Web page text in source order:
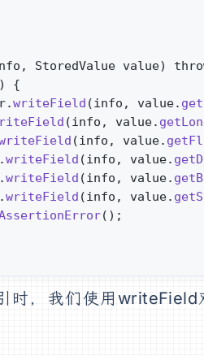
StoredValue value)
{
writeField (info, value.
(info, value.
(info, value.
writeField (info, value.
writeField (info, value.
writeField (info, value.
();
时，我们使用